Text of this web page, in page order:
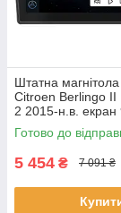
Штатна
Citroen Berlingo II
2 2015-н.в. екран
1/16Gb/Wi-Fi GPS
Готово до
5 454 ₴ 7 091 ₴